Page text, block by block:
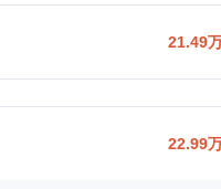
21.49
22.99